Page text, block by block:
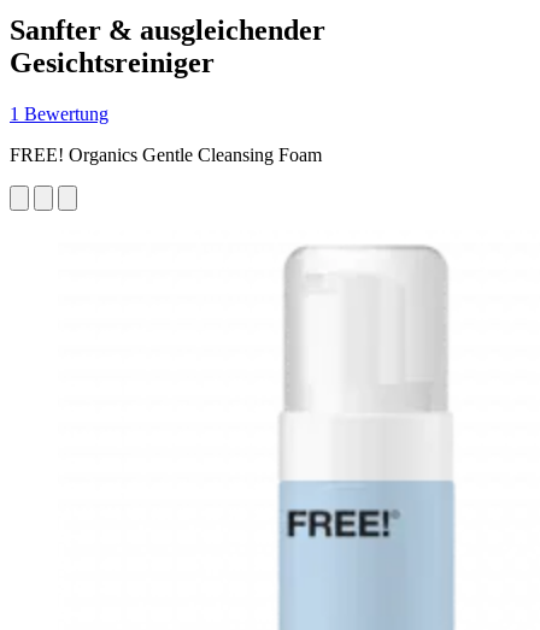
Sanfter & ausgleichender
Gesichtsreiniger
1 Bewertung
FREE! Organics Gentle Cleansing Foam